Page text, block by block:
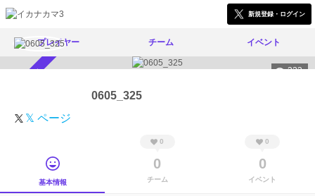
新規登録・ログイン
プレイヤー チーム イベント
323
0605_325
𝕏 ページ
基本情報
0
0
チーム
0
0
イベント